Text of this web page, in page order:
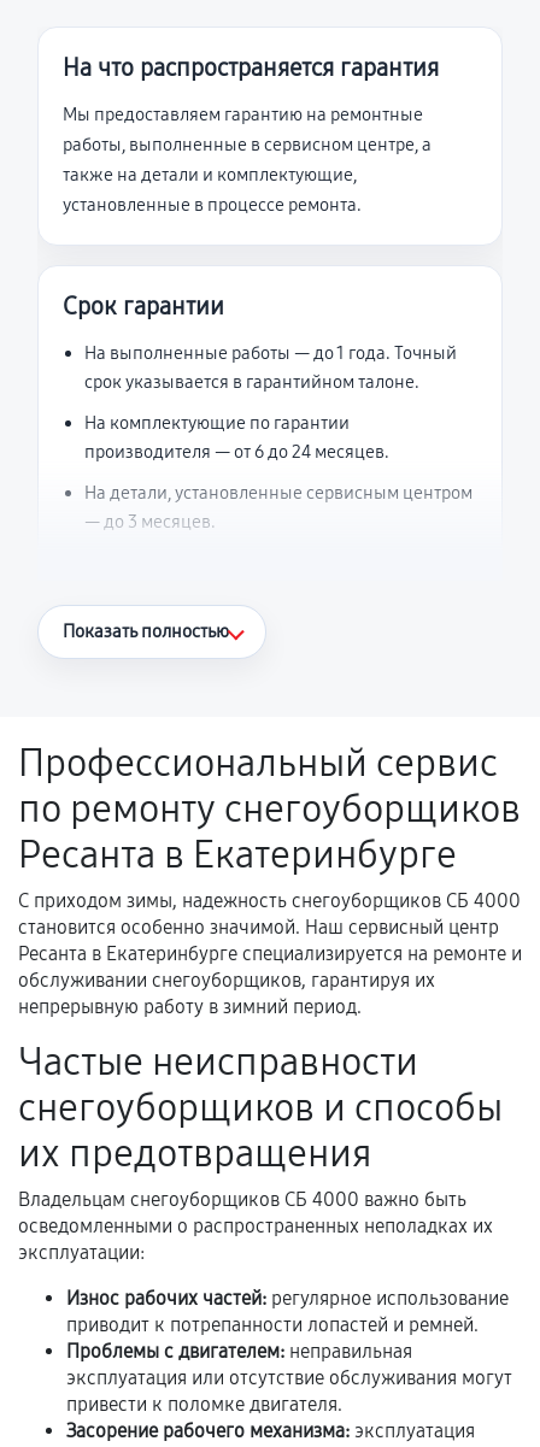
На что распространяется гарантия
Мы предоставляем гарантию на ремонтные
работы, выполненные в сервисном центре, а
также на детали и комплектующие,
установленные в процессе ремонта.
Срок гарантии
На выполненные работы — до 1 года. Точный
срок указывается в гарантийном талоне.
На комплектующие по гарантии
производителя — от 6 до 24 месяцев.
На детали, установленные сервисным центром
— до 3 месяцев.
Что считается гарантийным случаем
Поломка установленной детали при
нормальной эксплуатации в течение
гарантийного срока.
Несоответствие комплектующей заявленным
техническим характеристикам.
Документы для подтверждения
гарантии
Гарантийный талон.
Акт выполненных работ с датой, перечнем
услуг и сроком гарантии.
и кассовый чек.
Расширенная гарантия
В некоторых случаях возможно оформление
расширенной гарантии. Стоимость, сроки и
условия продления согласовываются отдельно и
Показать полностью
Профессиональный сервис
по ремонту снегоуборщиков
Ресанта в Екатеринбурге
С приходом зимы, надежность снегоуборщиков СБ 4000
становится особенно значимой. Наш сервисный центр
Ресанта в Екатеринбурге специализируется на ремонте и
обслуживании снегоуборщиков, гарантируя их
непрерывную работу в зимний период.
Частые неисправности
снегоуборщиков и способы
их предотвращения
Владельцам снегоуборщиков СБ 4000 важно быть
осведомленными о распространенных неполадках их
эксплуатации:
Износ рабочих частей: регулярное использование
приводит к потрепанности лопастей и ремней.
Проблемы с двигателем: неправильная
эксплуатация или отсутствие обслуживания могут
привести к поломке двигателя.
Засорение рабочего механизма: эксплуатация